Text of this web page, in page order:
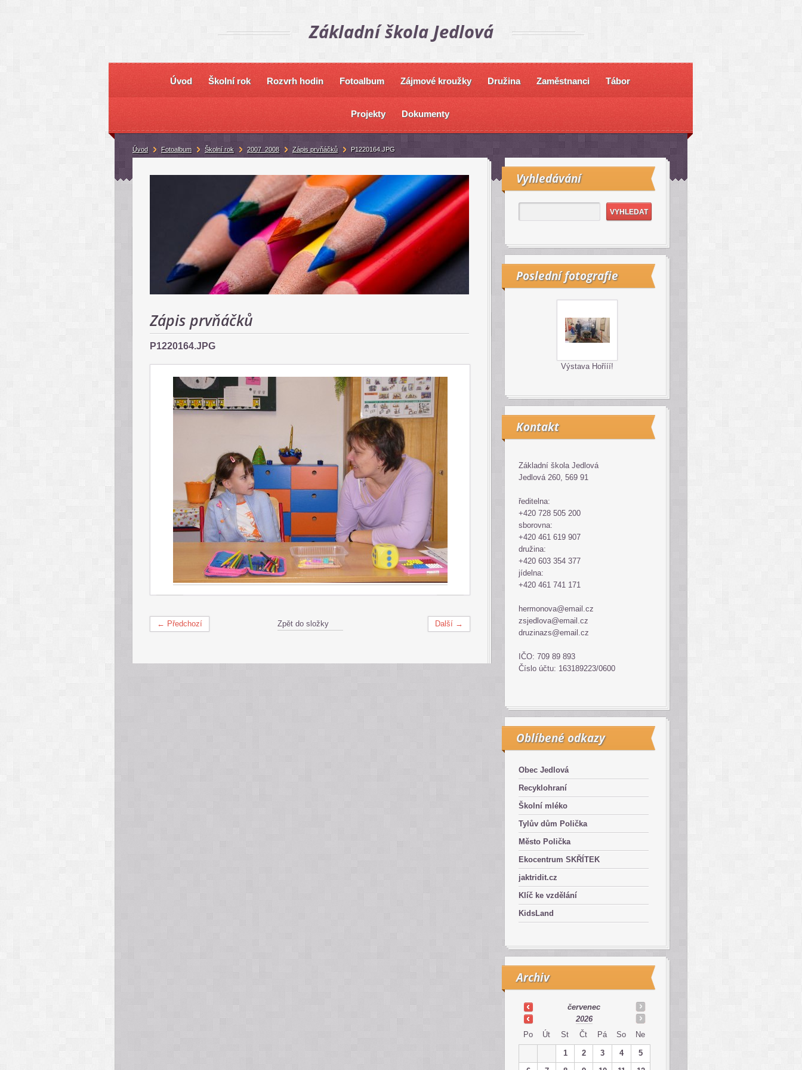
Základní škola Jedlová
Úvod Školní rok Rozvrh hodin Fotoalbum Zájmové kroužky Družina Zaměstnanci Tábor
Projekty Dokumenty
Zápis prvňáčků
P1220164.JPG
← Předchozí Další →
Zpět do složky
Vyhledávání
Poslední fotografie
Výstava Hořííí!
Kontakt
Základní škola Jedlová
Jedlová 260, 569 91
ředitelna:
+420 728 505 200
sborovna:
+420 461 619 907
družina:
+420 603 354 377
jídelna:
+420 461 741 171
hermonova@email.cz
zsjedlova@email.cz
druzinazs@email.cz
IČO: 709 89 893
Číslo účtu: 163189223/0600
Oblíbené odkazy
Obec Jedlová
Recyklohraní
Školní mléko
Tylův dům Polička
Město Polička
Ekocentrum SKŘÍTEK
jaktridit.cz
Klíč ke vzdělání
KidsLand
Archiv
červenec
2026
Po
Út St Čt Pá So Ne
1 2 3 4
5
Úvod Fotoalbum Školní rok 2007_2008 Zápis prvňáčků P1220164.JPG